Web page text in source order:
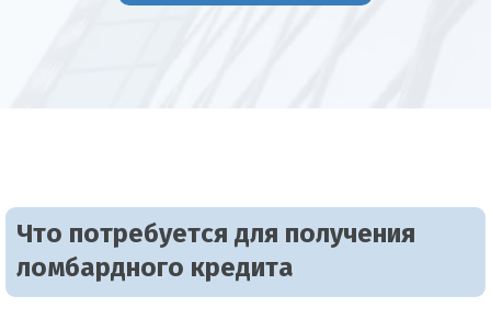
Что потребуется для получения
ломбардного кредита